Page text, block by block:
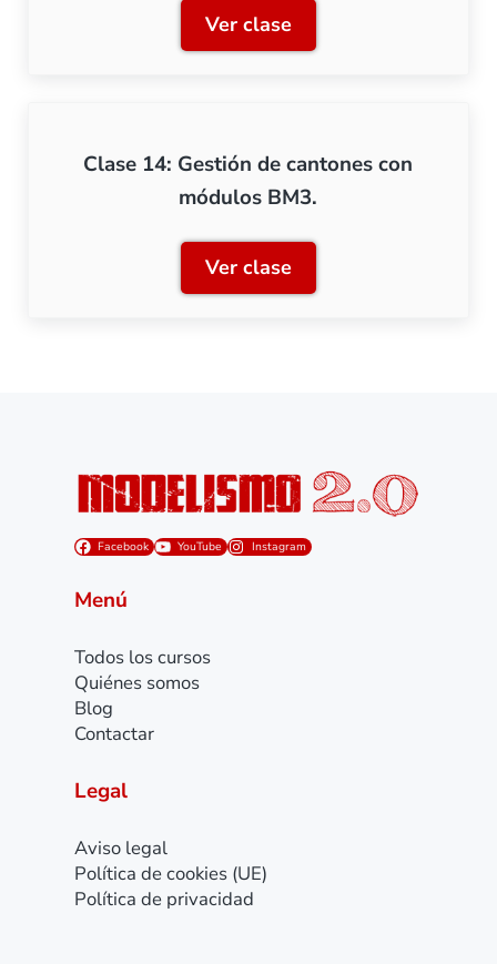
Ver claseClase 13: Módulos BM3
Clase 14: Gestión de cantones con
módulos BM3.
Ver claseClase 14: Gestión de
Facebook YouTube Instagram
Menú
Todos los cursos
Quiénes somos
Blog
Contactar
Legal
Aviso legal
Política de cookies (UE)
Política de privacidad